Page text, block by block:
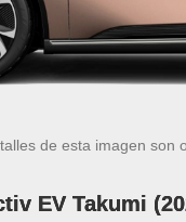
de esta imagen son
EV Takumi